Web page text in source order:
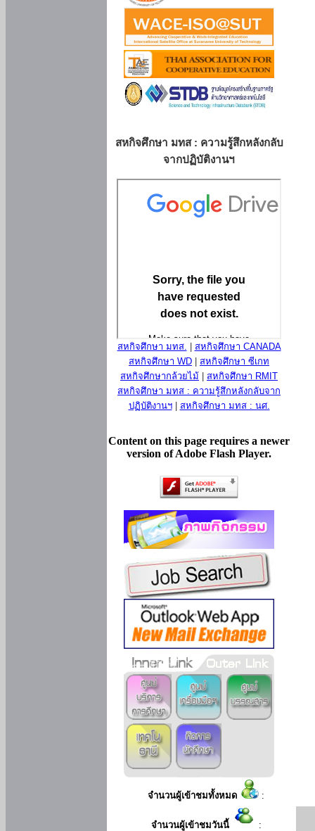
สหกิจศึกษา มทส : ความรู้สึกหลังกลับ
จากปฏิบัติงานฯ
สหกิจศึกษา มทส.
สหกิจศึกษา CANADA
สหกิจศึกษา WD
สหกิจศึกษา ซีเกท
สหกิจศึกษากล้วยไม้
สหกิจศึกษา RMIT
สหกิจศึกษา มทส : ความรู้สึกหลังกลับจาก
ปฏิบัติงานฯ| สหกิจศึกษา มทส : นศ.
Content on this page requires a newer
version of Adobe Flash Player.
จำนวนผู้เข้าชมทั้งหมด :
จำนวนผู้เข้าชมวันนี้ :